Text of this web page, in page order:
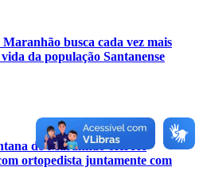
busca cada vez mais
da população Santanense
do Maranhão oferece
ortopedista juntamente com